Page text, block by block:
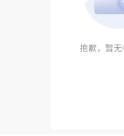
抱歉，暂